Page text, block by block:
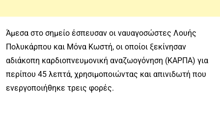
Άμεσα στο σημείο έσπευσαν οι ναυαγοσώστες Λουής
Πολυκάρπου και Μόνα Κωστή, οι οποίοι ξεκίνησαν
αδιάκοπη καρδιοπνευμονική αναζωογόνηση (ΚΑΡΠΑ) για
περίπου 45 λεπτά, χρησιμοποιώντας και απινιδωτή που
ενεργοποιήθηκε τρεις φορές.